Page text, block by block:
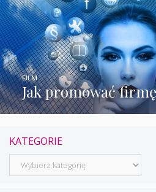
Jak promować
FILM
KATEGORIE
Kategorie